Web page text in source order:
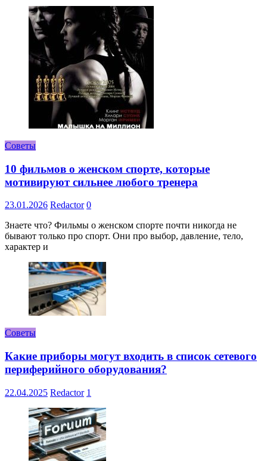
Советы
10 фильмов о женском спорте, которые
мотивируют сильнее любого тренера
23.01.2026 Redactor 0
Знаете что? Фильмы о женском спорте почти никогда не
бывают только про спорт. Они про выбор, давление, тело,
характер и
Советы
Какие приборы могут входить в список сетевого
периферийного оборудования?
22.04.2025 Redactor 1